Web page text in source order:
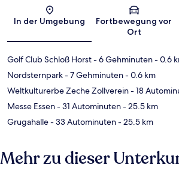
Karte
In der Umgebung
Fortbewegung vor
Ort
Golf Club Schloß Horst- 6 Gehminuten- 0.6
Nordsternpark- 7 Gehminuten- 0.6 km
Weltkulturerbe Zeche Zollverein- 18
Messe Essen- 31 Autominuten- 25.5 km
Grugahalle- 33 Autominuten- 25.5 km
Mehr zu dieser